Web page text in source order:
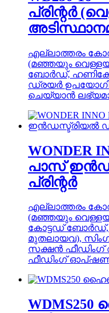
പ്രിന്റർ
എല്ലാത്തരം
(മഞ്ഞയും
ബോർഡ്,
ഡ്രയർ
ചെയ്യാൻ
WONDER
പാസ്
പ്രിന്റർ
എല്ലാത്തരം
(മഞ്ഞയും
കോട്ടഡ്
മുതലായവ),
സക്ഷൻ ഫീഡിംഗ്
ഫീഡിംഗ്